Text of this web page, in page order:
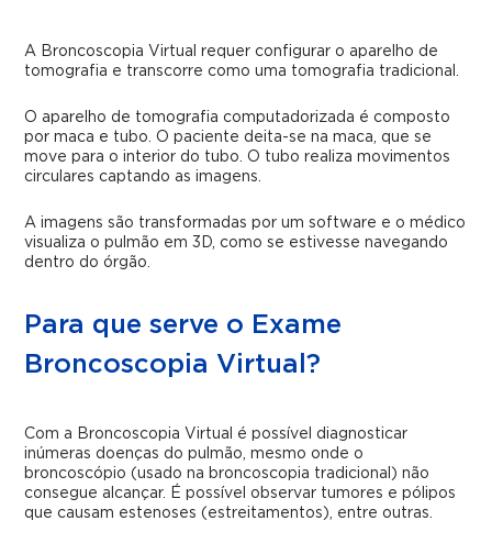
A Broncoscopia Virtual requer configurar o aparelho de
tomografia e transcorre como uma tomografia tradicional.
O aparelho de tomografia computadorizada é composto
por maca e tubo. O paciente deita-se na maca, que se
move para o interior do tubo. O tubo realiza movimentos
circulares captando as imagens.
A imagens são transformadas por um software e o médico
visualiza o pulmão em 3D, como se estivesse navegando
dentro do órgão.
Para que serve o Exame
Broncoscopia Virtual?
Com a Broncoscopia Virtual é possível diagnosticar
inúmeras doenças do pulmão, mesmo onde o
broncoscópio (usado na broncoscopia tradicional) não
consegue alcançar. É possível observar tumores e pólipos
que causam estenoses (estreitamentos), entre outras.